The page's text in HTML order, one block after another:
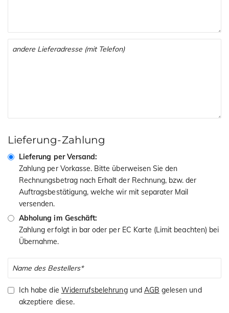
Lieferung-Zahlung
Lieferung per Versand:
Zahlung per Vorkasse. Bitte überweisen Sie den
Rechnungsbetrag nach Erhalt der Rechnung, bzw. der
Auftragsbestätigung, welche wir mit separater Mail
versenden.
Abholung im Geschäft:
Zahlung erfolgt in bar oder per EC Karte (Limit beachten) bei
Übernahme.
Ich habe die Widerrufsbelehrungund AGB gelesen und
akzeptiere diese.